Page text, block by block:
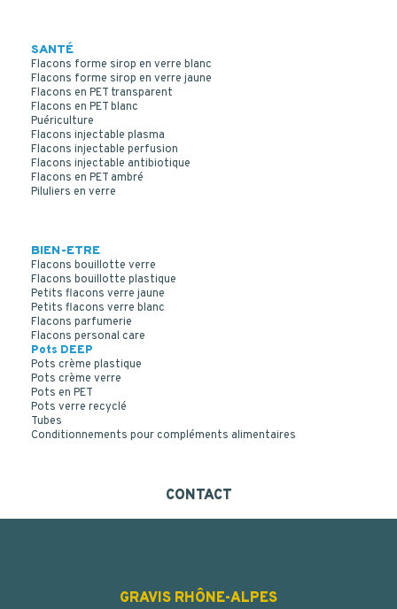
SANTÉ
Flacons forme sirop en verre blanc
Flacons forme sirop en verre jaune
Flacons en PET transparent
Flacons en PET blanc
Puériculture
Flacons injectable plasma
Flacons injectable perfusion
Flacons injectable antibiotique
Flacons en PET ambré
Piluliers en verre
BIEN-ETRE
Flacons bouillotte verre
Flacons bouillotte plastique
Petits flacons verre jaune
Petits flacons verre blanc
Flacons parfumerie
Flacons personal care
Pots DEEP
Pots crème plastique
Pots crème verre
Pots en PET
Pots verre recyclé
Tubes
Conditionnements pour compléments alimentaires
CONTACT
GRAVIS RHÔNE-ALPES